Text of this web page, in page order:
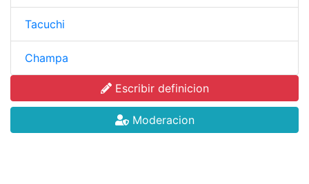
Tacuchi
Champa
Escribir definicion
Moderacion